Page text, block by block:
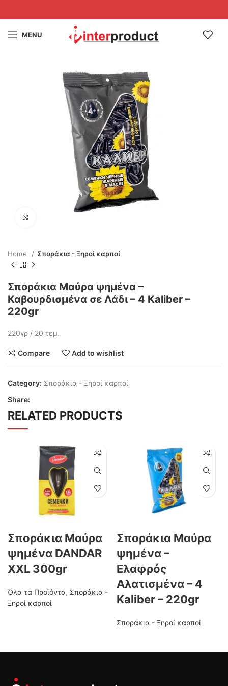
MENU
Home Σποράκια - Ξηροί καρποί
Σποράκια Μαύρα ψημένα –
Καβουρδισμένα σε Λάδι – 4 Kaliber –
220gr
220γρ / 20 τεμ.
Compare Add to wishlist
Category: Σποράκια - Ξηροί καρποί
Share:
RELATED PRODUCTS
Σποράκια Μαύρα
ψημένα DANDAR
XXL 300gr
Όλα τα Προϊόντα, Σποράκια -
Ξηροί καρποί
Σποράκια Μαύρα
ψημένα –
Ελαφρός
Αλατισμένα – 4
Kaliber – 220gr
Σποράκια - Ξηροί καρποί